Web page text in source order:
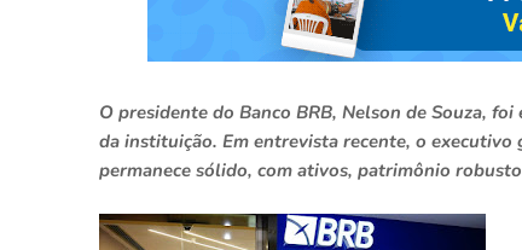
O presidente do Banco BRB, Nelson de Souza,
da instituição. Em entrevista recente, o
permanece sólido, com ativos, patrimônio